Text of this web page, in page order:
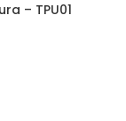
– TPU01